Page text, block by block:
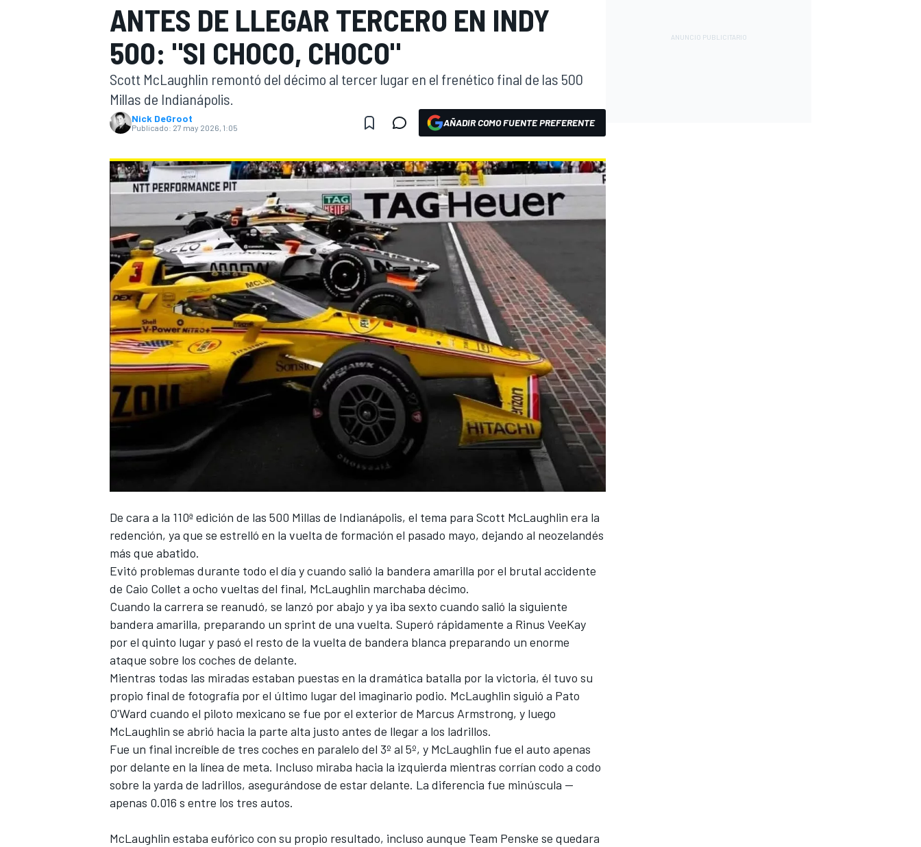
FÓRMULA E MOTO
MÁS
ANTES DE LLEGAR TERCERO EN INDY
500: "SI CHOCO, CHOCO"
Scott McLaughlin remontó del décimo al tercer lugar en el frenético final de las 500
Millas de Indianápolis.
Nick DeGroot
Publicado: 27 may 2026, 1:05 AÑADIR COMO FUENTE PREFERENTE
De cara a la 110ª edición de las 500 Millas de Indianápolis, el tema para Scott McLaughlin era la
redención, ya que se estrelló en la vuelta de formación el pasado mayo, dejando al neozelandés
más que abatido.
Evitó problemas durante todo el día y cuando salió la bandera amarilla por el brutal accidente
de Caio Collet a ocho vueltas del final, McLaughlin marchaba décimo.
Cuando la carrera se reanudó, se lanzó por abajo y ya iba sexto cuando salió la siguiente
bandera amarilla, preparando un sprint de una vuelta. Superó rápidamente a Rinus VeeKay
por el quinto lugar y pasó el resto de la vuelta de bandera blanca preparando un enorme
ataque sobre los coches de delante.
Mientras todas las miradas estaban puestas en la dramática batalla por la victoria, él tuvo su
propio final de fotografía por el último lugar del imaginario podio. McLaughlin siguió a Pato
O'Ward cuando el piloto mexicano se fue por el exterior de Marcus Armstrong, y luego
McLaughlin se abrió hacia la parte alta justo antes de llegar a los ladrillos.
Fue un final increíble de tres coches en paralelo del 3º al 5º, y McLaughlin fue el auto apenas
por delante en la línea de meta. Incluso miraba hacia la izquierda mientras corrían codo a codo
sobre la yarda de ladrillos, asegurándose de estar delante. La diferencia fue minúscula --
apenas 0.016 s entre los tres autos.
McLaughlin estaba eufórico con su propio resultado, incluso aunque Team Penske se quedara